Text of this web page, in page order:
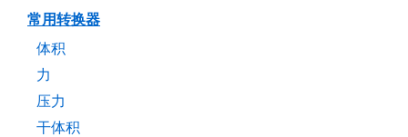
常用转换器
体积
力
压力
干体积